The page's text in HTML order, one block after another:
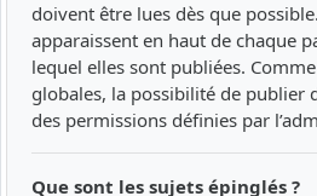
doivent être lues dès que
apparaissent en haut de chaque
lequel elles sont publiées.
globales, la possibilité de publier
des permissions définies par
Que sont les sujets épinglés ?